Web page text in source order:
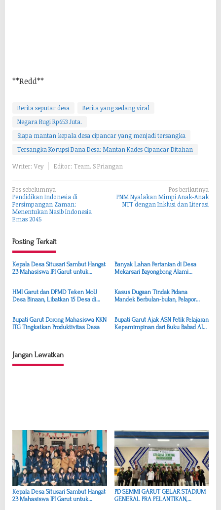
**Redd**
Berita seputar desa
Berita yang sedang viral
Negara Rugi Rp653 Juta.
Siapa mantan kepala desa cipancar yang menjadi tersangka
Tersangka Korupsi Dana Desa: Mantan Kades Cipancar Ditahan
Writer: Vey Editor: Team. S Priangan
N
a
v
g
a
s
p
s
Pos sebelumnya
Pendidikan Indonesia di
Persimpangan Zaman:
Menentukan Nasib Indonesia
Emas 2045
Pos berikutnya
PNM Nyalakan Mimpi Anak-Anak
NTT dengan Inklusi dan Literasi
Posting Terkait
Kepala Desa Situsari Sambut Hangat
23 Mahasiswa IPI Garut untuk
Banyak Lahan Pertanian di Desa
Mekarsari Bayongbong Alami
HMI Garut dan DPMD Teken MoU
Desa Binaan, Libatkan 15 Desa di
Kasus Dugaan Tindak Pidana
Mandek Berbulan-bulan, Pelapor
Bupati Garut Dorong Mahasiswa KKN
ITG Tingkatkan Produktivitas Desa
Bupati Garut Ajak ASN Petik Pelajaran
Kepemimpinan dari Buku Babad Alas
Jangan Lewatkan
Kepala Desa Situsari Sambut Hangat
23 Mahasiswa IPI Garut untuk
PD SEMMI GARUT GELAR STADIUM
GENERAL PRA PELANTIKAN,